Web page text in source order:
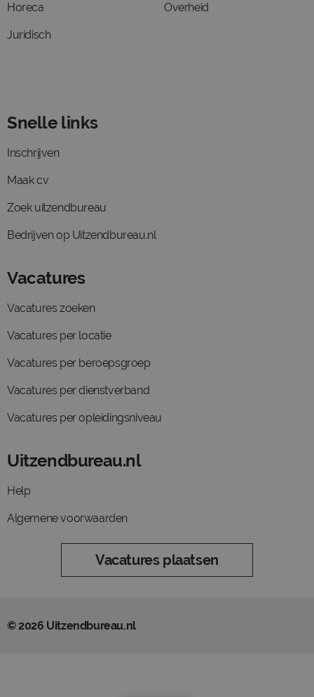
Horeca
Juridisch
Overheid
Snelle links
Inschrijven
Maak cv
Zoek uitzendbureau
Bedrijven op Uitzendbureau.nl
Vacatures
Vacatures zoeken
Vacatures per locatie
Vacatures per beroepsgroep
Vacatures per dienstverband
Vacatures per opleidingsniveau
Uitzendbureau.nl
Help
Algemene voorwaarden
Vacatures plaatsen
© 2026 Uitzendbureau.nl